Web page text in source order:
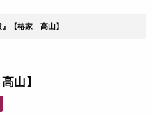
』【椿家 高山】
山】